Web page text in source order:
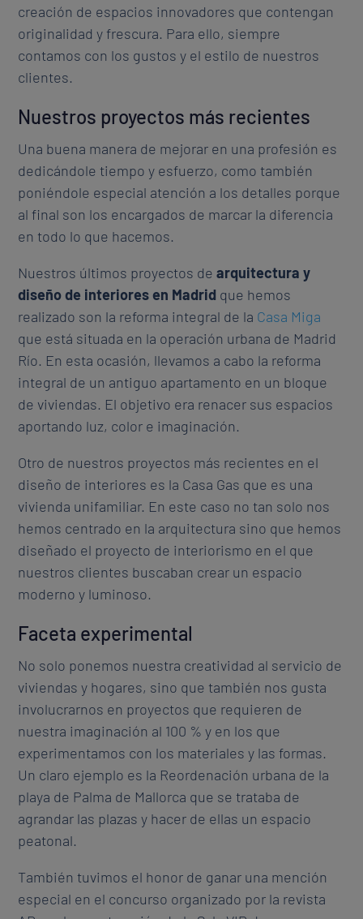
creación de espacios innovadores que contengan
originalidad y frescura. Para ello, siempre
contamos con los gustos y el estilo de nuestros
clientes.
Nuestros proyectos más recientes
Una buena manera de mejorar en una profesión es
dedicándole tiempo y esfuerzo, como también
poniéndole especial atención a los detalles porque
al final son los encargados de marcar la diferencia
en todo lo que hacemos.
Nuestros últimos proyectos dearquitectura y
diseño de interiores en Madrid que hemos
realizado son la reforma integral de la Casa Miga
que está situada en la operación urbana de Madrid
Río. En esta ocasión, llevamos a cabo la reforma
integral de un antiguo apartamento en un bloque
de viviendas. El objetivo era renacer sus espacios
aportando luz, color e imaginación.
Otro de nuestros proyectos más recientes en el
diseño de interiores es la Casa Gas que es una
vivienda unifamiliar. En este caso no tan solo nos
hemos centrado en la arquitectura sino que hemos
diseñado el proyecto de interiorismo en el que
nuestros clientes buscaban crear un espacio
moderno y luminoso.
Faceta experimental
No solo ponemos nuestra creatividad al servicio de
viviendas y hogares, sino que también nos gusta
involucrarnos en proyectos que requieren de
nuestra imaginación al 100 % y en los que
experimentamos con los materiales y las formas.
Un claro ejemplo es la Reordenación urbana de la
playa de Palma de Mallorca que se trataba de
agrandar las plazas y hacer de ellas un espacio
peatonal.
También tuvimos el honor de ganar una mención
especial en el concurso organizado por la revista